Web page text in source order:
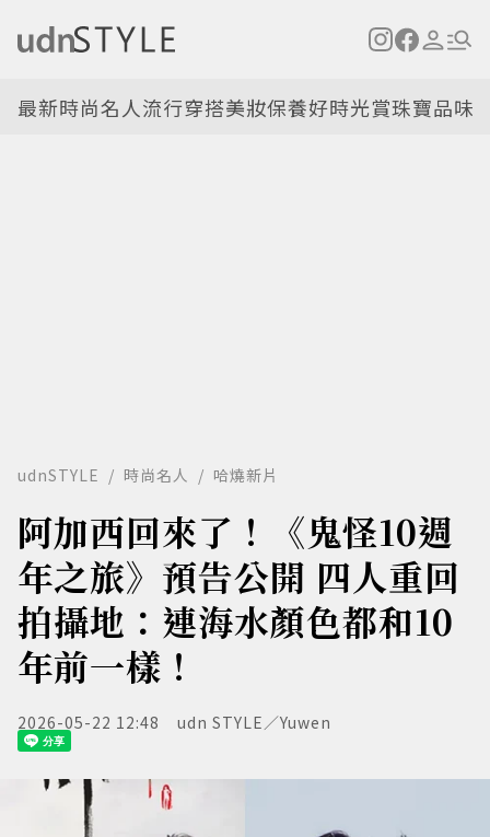
最新時尚名人流行穿搭美妝保養好時光賞珠寶品味
udnSTYLE 時尚名人 哈燒新片
阿加西回來了！《鬼怪10週
年之旅》預告公開 四人重回
拍攝地：連海水顏色都和10
年前一樣！
2026-05-22 12:48 udn STYLE／Yuwen